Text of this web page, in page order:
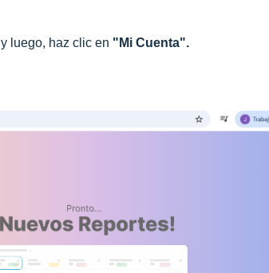
y luego, haz clic en "Mi Cuenta".